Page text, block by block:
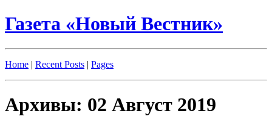
Газета «Новый Вестник»
Home | Recent Posts | Pages
Архивы: 02 Август 2019